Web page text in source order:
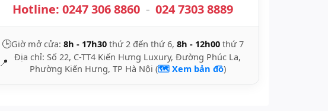
Hotline:0247 306 8860 - 024 7303 8889
🕒Giờ mở cửa:8h - 17h30 thứ 2 đến thứ 6,8h - 12h00 thứ 7
📍
Địa chỉ: Số 22, C-TT4 Kiến Hưng Luxury, Đường Phúc La,
Phường Kiến Hưng, TP Hà Nội (🗺️ Xem bản đồ)